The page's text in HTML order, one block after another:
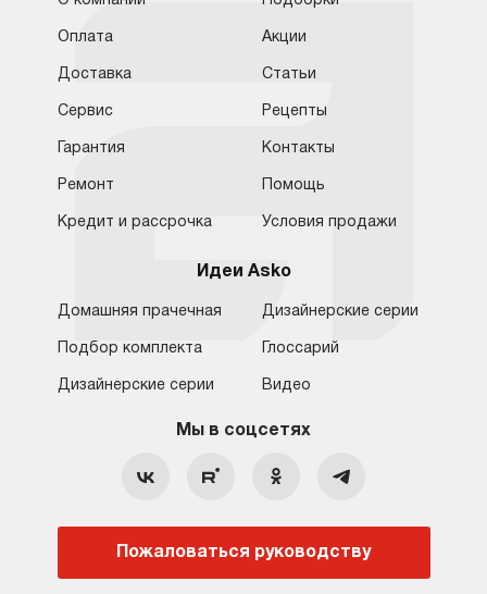
Москва
Москва
Краснодар
8 (800) 555-17-98 8 (495) 646-09-31
hello@asko-shop.ru
О компании Ремонт
Оплата
Доставка
Сервис
Гарантия
Ремонт
Кредит и рассрочка
Акции
Статьи
Рецепты
Контакты
Помощь
Условия продажи
Идеи Asko
Домашняя прачечная
Подбор комплекта
Дизайнерские серии
Дизайнерские серии
Глоссарий
Видео
Мы в соцсетях
Пожаловаться руководству